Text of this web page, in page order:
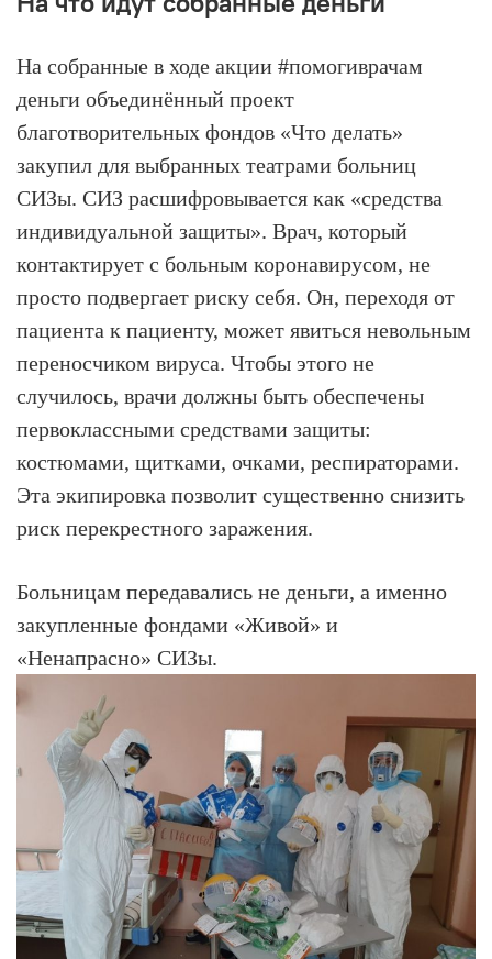
На собранные в ходе акции #помогиврачам
деньги объединённый проект
благотворительных фондов «Что делать»
закупил для выбранных театрами больниц
СИЗы. СИЗ расшифровывается как «средства
индивидуальной защиты». Врач, который
контактирует с больным коронавирусом, не
просто подвергает риску себя. Он, переходя от
пациента к пациенту, может явиться невольным
переносчиком вируса. Чтобы этого не
случилось, врачи должны быть обеспечены
первоклассными средствами защиты:
костюмами, щитками, очками, респираторами.
Эта экипировка позволит существенно снизить
риск перекрестного заражения.
Больницам передавались не деньги, а именно
закупленные фондами «Живой» и
«Ненапрасно» СИЗы.